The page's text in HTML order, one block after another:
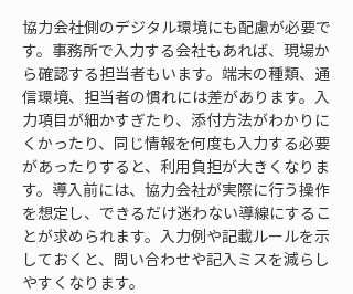
協力会社側のデジタル環境にも配慮が必要で
す。事務所で入力する会社もあれば、現場か
ら確認する担当者もいます。端末の種類、通
信環境、担当者の慣れには差があります。入
力項目が細かすぎたり、添付方法がわかりに
くかったり、同じ情報を何度も入力する必要
があったりすると、利用負担が大きくなりま
す。導入前には、協力会社が実際に行う操作
を想定し、できるだけ迷わない導線にするこ
とが求められます。入力例や記載ルールを示
しておくと、問い合わせや記入ミスを減らし
やすくなります。